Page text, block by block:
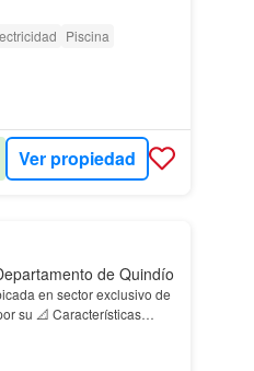
Piscina
Ver propiedad
de Quindío
en sector exclusivo de
su 📐 Características